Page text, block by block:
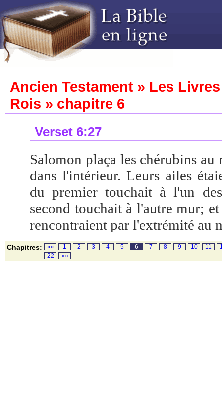
Ancien Testament » Les
Rois » chapitre 6
Verset 6:27
Salomon plaça les chérubins
dans l'intérieur. Leurs ailes
du premier touchait à l'un
second touchait à l'autre mur;
rencontraient par l'extrémité au
Chapitres: «« 1 2 3 4 5 6 7 8 9 10 11
22
»»